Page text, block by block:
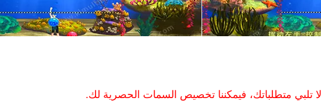
تلبي متطلباتك، فيمكننا تخصيص السمات الحصرية لك.